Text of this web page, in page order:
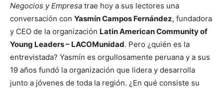
Negocios y Empresa trae hoy a sus lectores una
conversación con Yasmín Campos Fernández, fundadora
y CEO de la organización Latin American Community of
Young Leaders – LACOMunidad. Pero ¿quién es la
entrevistada? Yasmín es orgullosamente peruana y a sus
19 años fundó la organización que lidera y desarrolla
junto a jóvenes de toda la región. ¿En qué consiste su